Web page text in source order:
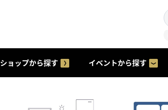
ショップから探す イベントから探す